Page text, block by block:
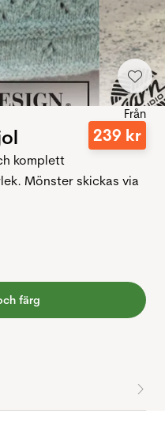
Från
239 kr
komplett
Mönster skickas via
färg